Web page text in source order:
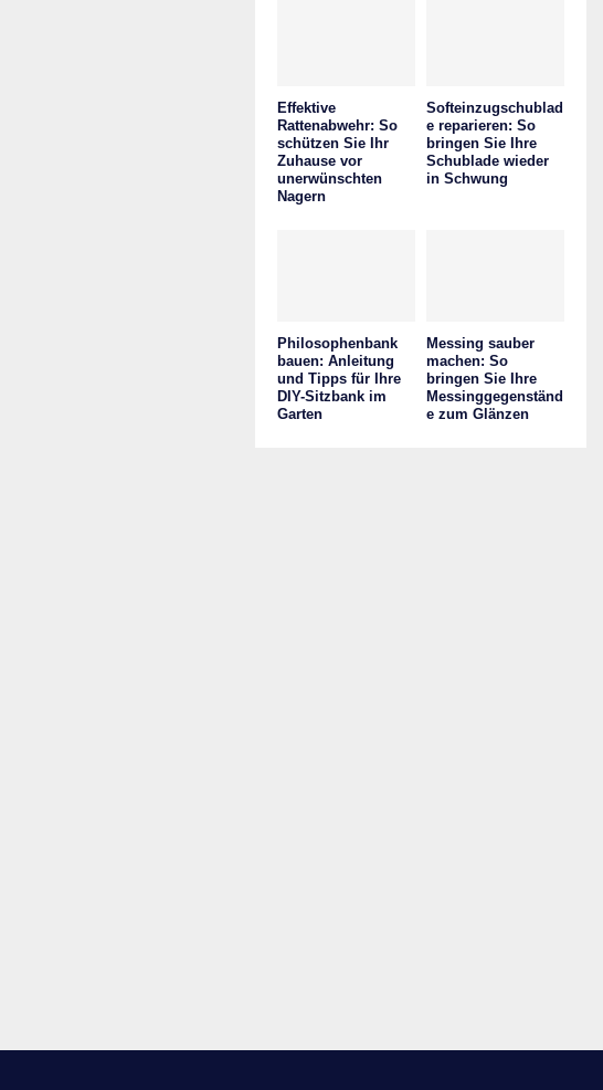
Effektive
Rattenabwehr: So
schützen Sie Ihr
Zuhause vor
unerwünschten
Nagern
Softeinzugschublad
e reparieren: So
bringen Sie Ihre
Schublade wieder
in Schwung
Philosophenbank
bauen: Anleitung
und Tipps für Ihre
DIY-Sitzbank im
Garten
Messing sauber
machen: So
bringen Sie Ihre
Messinggegenständ
e zum Glänzen